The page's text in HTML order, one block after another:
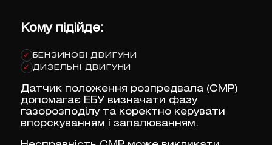
Кому підійде:
✓ БЕНЗИНОВІ ДВИГУНИ
✓ ДИЗЕЛЬНІ ДВИГУНИ
Датчик положення розпредвала (CMP)
допомагає ЕБУ визначати фазу
газорозподілу та коректно керувати
впорскуванням і запалюванням.